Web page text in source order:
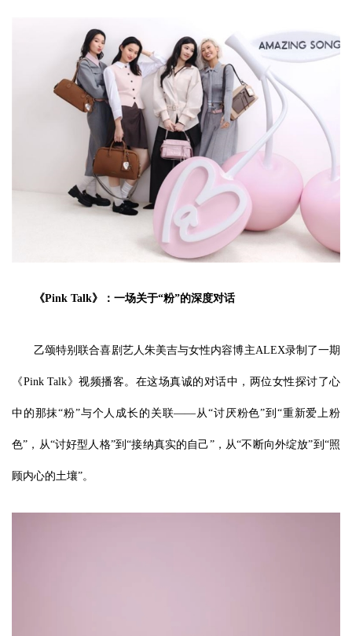
《Pink Talk》：一场关于“粉”的深度对话
乙颂特别联合喜剧艺人朱美吉与女性内容博主ALEX录制了一期
《Pink Talk》视频播客。在这场真诚的对话中，两位女性探讨了心
中的那抹“粉”与个人成长的关联——从“讨厌粉色”到“重新爱上粉
色”，从“讨好型人格”到“接纳真实的自己”，从“不断向外绽放”到“照
顾内心的土壤”。